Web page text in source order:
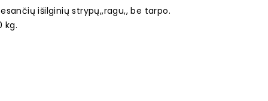
išilginių strypų,,ragu,, be tarpo.
kg.